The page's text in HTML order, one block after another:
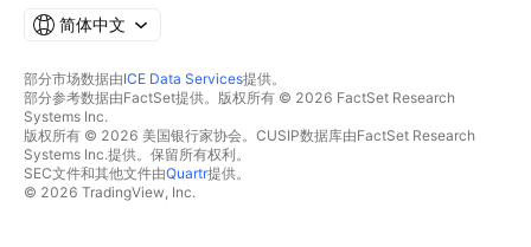
简体中文
部分市场数据由ICE Data Services提供。
部分参考数据由FactSet提供。版权所有 © 2026 FactSet Research
Systems Inc.
版权所有 © 2026 美国银行家协会。CUSIP数据库由FactSet Research
Systems Inc.提供。保留所有权利。
SEC文件和其他文件由Quartr提供。
© 2026 TradingView, Inc.